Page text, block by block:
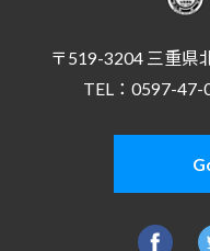
〒519-3204 三重県
TEL：0597-47-